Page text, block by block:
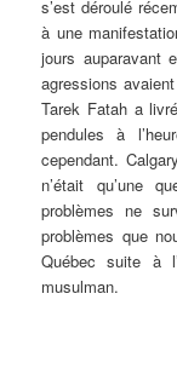
s’est déroulé
à une
jours auparavant
agressions
Tarek Fatah a
pendules à
cependant.
n’était qu’une
problèmes ne
problèmes que
Québec suite à
musulman.